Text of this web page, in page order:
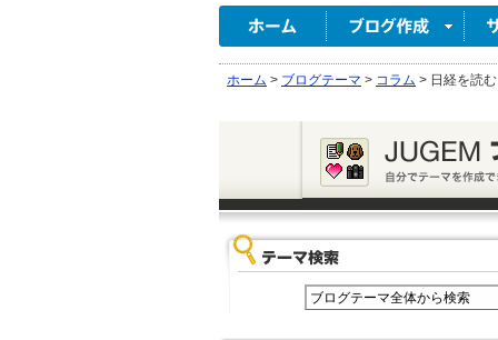
ホーム > ブログテーマ > コラム > 日経を読む